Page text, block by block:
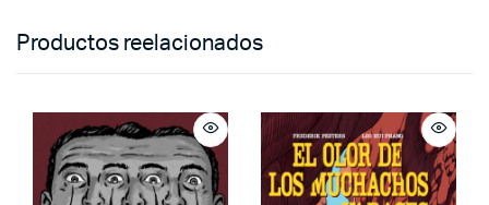
Productos reelacionados